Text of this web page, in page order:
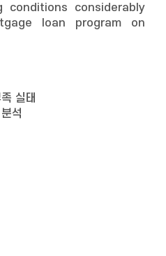
conditions considerably
loan program on
실태
석